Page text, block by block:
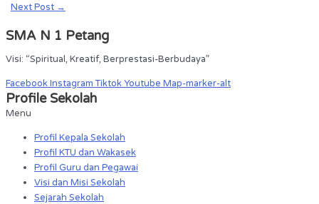
Next Post →
SMA N 1 Petang
Visi: “Spiritual, Kreatif, Berprestasi-Berbudaya”
FacebookInstagram TiktokYoutube Map-marker-alt
Profile Sekolah
Menu
Profil Kepala Sekolah
Profil KTU dan Wakasek
Profil Guru dan Pegawai
Visi dan Misi Sekolah
Sejarah Sekolah